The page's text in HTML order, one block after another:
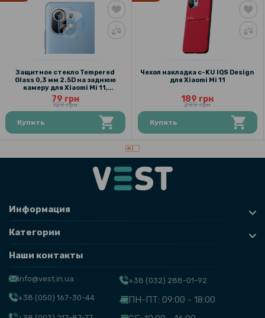
Защитное стекло Tempered
Glass 0,3 мм 2.5D на заднюю
камеру для Xiaomi Mi 11,
Transparent
79 грн
129 грн
Купить
Чехол накладка c-KU IQS Design
для Xiaomi Mi 11
189 грн
299 грн
Купить
Информация
Категории
Наши контакты
info@vest.in.ua
+38 (050) 167-30-44
+38 (032) 288-01-92
ПН-ПТ: 09:00 - 18:00